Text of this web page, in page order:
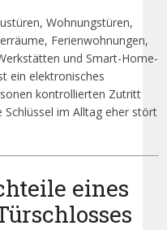
Wohnungstüren,
Ferienwohnungen,
und Smart-Home-
ein elektronisches
kontrollierten Zutritt
im Alltag eher stört
eines